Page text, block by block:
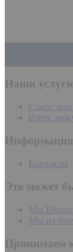
Наши
Сдать
Взять
Информация
Контакты
Это может
Мы
Мы на
Принимаем